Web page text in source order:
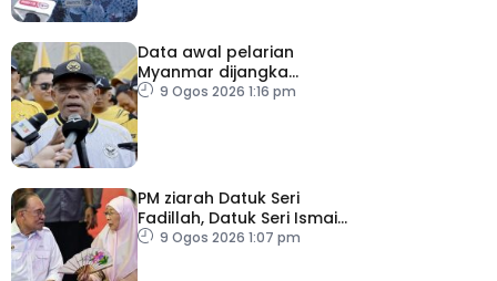
Data awal pelarian
Myanmar dijangka
diperoleh suku keempat
9 Ogos 2026 1:16 pm
PM ziarah Datuk Seri
Fadillah, Datuk Seri Ismail
Sabri di IJN
9 Ogos 2026 1:07 pm